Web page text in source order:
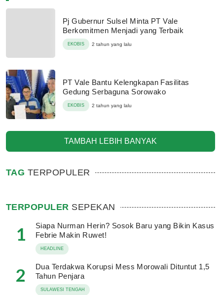
Pj Gubernur Sulsel Minta PT Vale
Berkomitmen Menjadi yang Terbaik
EKOBIS 2 tahun yang lalu
PT Vale Bantu Kelengkapan Fasilitas
Gedung Serbaguna Sorowako
EKOBIS 2 tahun yang lalu
TAMBAH LEBIH BANYAK
TAG TERPOPULER
TERPOPULER SEPEKAN
1
Siapa Nurman Herin? Sosok Baru yang Bikin Kasus
Febrie Makin Ruwet!
HEADLINE
2
Dua Terdakwa Korupsi Mess Morowali Dituntut 1,5
Tahun Penjara
SULAWESI TENGAH